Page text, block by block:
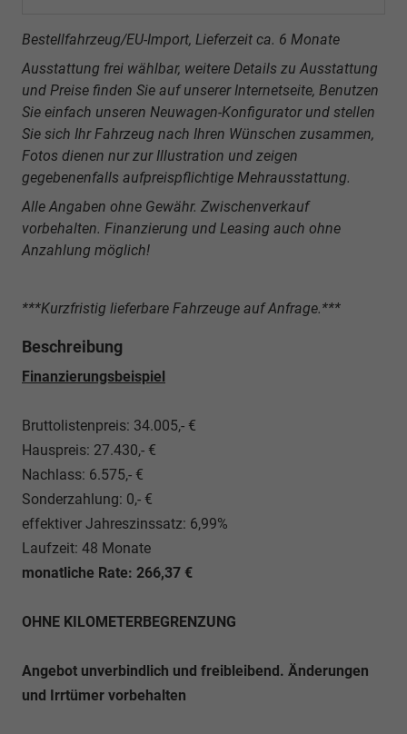
Bestellfahrzeug/EU-Import, Lieferzeit ca. 6 Monate
Ausstattung frei wählbar, weitere Details zu Ausstattung
und Preise finden Sie auf unserer Internetseite, Benutzen
Sie einfach unseren Neuwagen-Konfigurator und stellen
Sie sich Ihr Fahrzeug nach Ihren Wünschen zusammen,
Fotos dienen nur zur Illustration und zeigen
gegebenenfalls aufpreispflichtige Mehrausstattung.
Alle Angaben ohne Gewähr. Zwischenverkauf
vorbehalten. Finanzierung und Leasing auch ohne
Anzahlung möglich!
***Kurzfristig lieferbare Fahrzeuge auf Anfrage.***
Beschreibung
Finanzierungsbeispiel
Bruttolistenpreis: 34.005,- €
Hauspreis: 27.430,- €
Nachlass: 6.575,- €
Sonderzahlung: 0,- €
effektiver Jahreszinssatz: 6,99%
Laufzeit: 48 Monate
monatliche Rate: 266,37 €
OHNE KILOMETERBEGRENZUNG
Angebot unverbindlich und freibleibend. Änderungen
und Irrtümer vorbehalten